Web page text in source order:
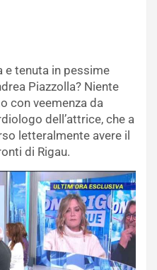
e tenuta in pessime
Piazzolla? Niente
con veemenza da
dell’attrice, che a
letteralmente avere il
di Rigau.